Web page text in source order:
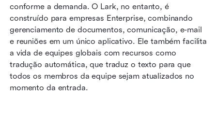
conforme a demanda. O Lark, no entanto, é
construído para empresas Enterprise, combinando
gerenciamento de documentos, comunicação, e-mail
e reuniões em um único aplicativo. Ele também facilita
a vida de equipes globais com recursos como
tradução automática, que traduz o texto para que
todos os membros da equipe sejam atualizados no
momento da entrada.